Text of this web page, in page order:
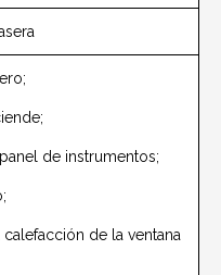
de instrumentos;
calefacción de la ventana